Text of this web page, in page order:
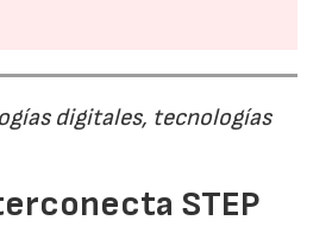
digitales, tecnologías
STEP